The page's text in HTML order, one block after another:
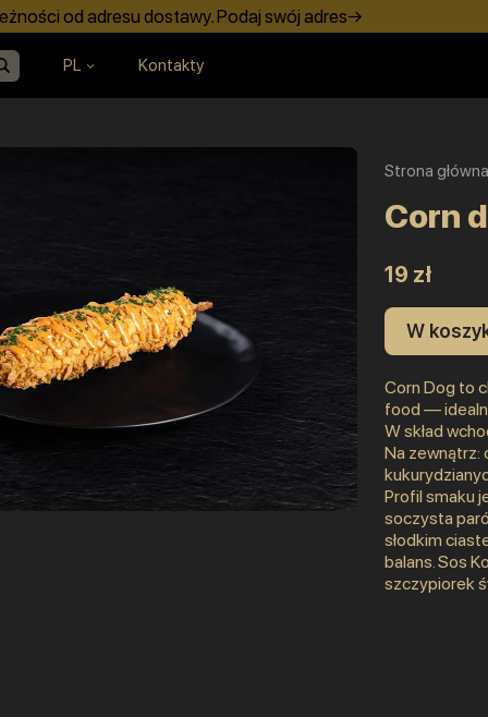
od adresu dostawy. Podaj swój adres→
PL Kontakty
Strona główna
Corn
19 zł
W
Corn Dog to
food —
W skład
Na zewnątrz:
Profil smaku
soczysta
słodkim
balans. Sos
szczypiorek